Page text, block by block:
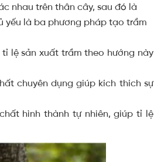
nhau trên thân cây, sau đó là
yếu là ba phương pháp tạo trầm
lệ sản xuất trầm theo hướng này
chuyên dụng giúp kích thích sự
hình thành tự nhiên, giúp tỉ lệ